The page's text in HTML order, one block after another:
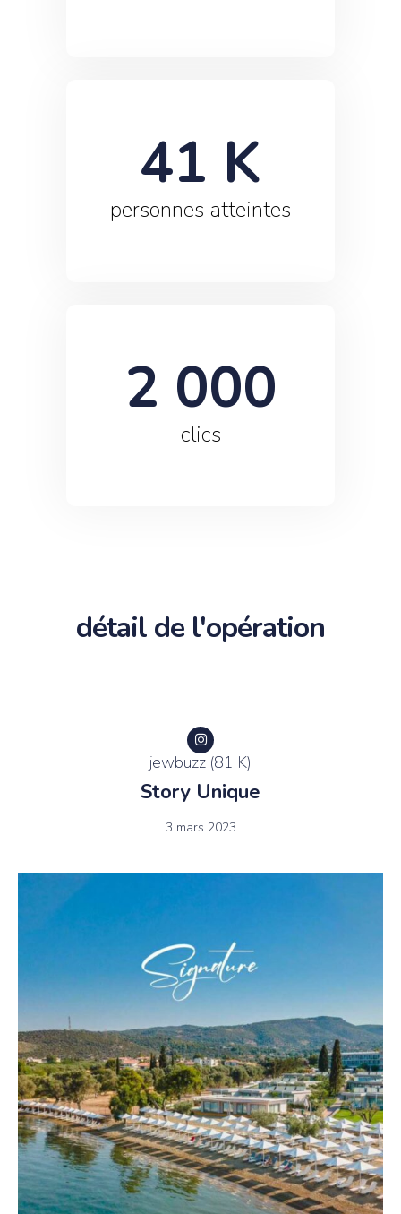
personnes atteintes
41 K
clics
2 000
détail de l'opération
jewbuzz (81 K)
Story Unique
3 mars 2023